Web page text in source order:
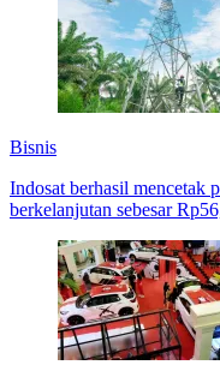
Bisnis
Indosat berhasil mencetak
berkelanjutan sebesar